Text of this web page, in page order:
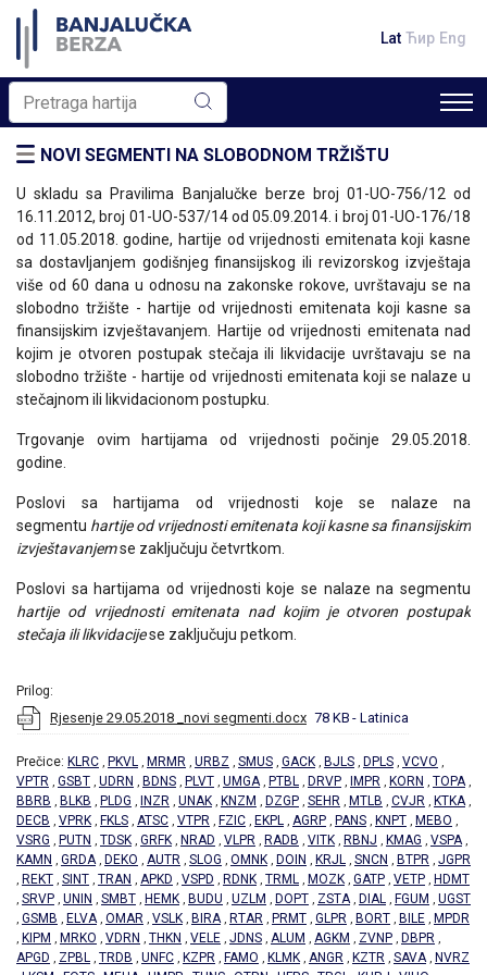
Lat Ћир Eng
NOVI SEGMENTI NA SLOBODNOM TRŽIŠTU
U skladu sa Pravilima Banjalučke berze broj 01-UO-756/12 od
16.11.2012, broj 01-UO-537/14 od 05.09.2014. i broj 01-UO-176/18
od 11.05.2018. godine, hartije od vrijednosti emitenata koji kasne
sa dostavljanjem godišnjeg finansijskog ili revizorskog izvještaja
više od 60 dana u odnosu na zakonske rokove, uvrštavaju se na
slobodno tržište - hartije od vrijednosti emitenata koji kasne sa
finansijskim izvještavanjem. Hartije od vrijednosti emitenata nad
kojim je otvoren postupak stečaja ili likvidacije uvrštavaju se na
slobodno tržište - hartije od vrijednosti emitenata koji se nalaze u
stečajnom ili likvidacionom postupku.
Trgovanje ovim hartijama od vrijednosti počinje 29.05.2018.
godine.
Poslovi sa hartijama od vrijednosti koje se nalaze na
segmentu hartije od vrijednosti emitenata koji kasne sa finansijskim
izvještavanjemse zaključuju četvrtkom.
Poslovi sa hartijama od vrijednosti koje se nalaze na segmentu
hartije od vrijednosti emitenata nad kojim je otvoren postupak
stečaja ili likvidacijese zaključuju petkom.
Prilog:
Rjesenje 29.05.2018 _novi segmenti.docx 78 KB - Latinica
Prečice: KLRC , PKVL , MRMR , URBZ , SMUS , GACK , BJLS , DPLS , VCVO ,
VPTR , GSBT , UDRN , BDNS , PLVT , UMGA, PTBL , DRVP , IMPR , KORN , TOPA,
BBRB , BLKB , PLDG , INZR , UNAK , KNZM , DZGP , SEHR , MTLB , CVJR , KTKA,
DECB , VPRK , FKLS , ATSC , VTPR , FZIC , EKPL , AGRP , PANS , KNPT , MEBO ,
VSRG , PUTN , TDSK , GRFK , NRAD , VLPR , RADB , VITK , RBNJ , KMAG , VSPA,
KAMN , GRDA, DEKO , AUTR , SLOG , OMNK , DOIN , KRJL , SNCN , BTPR , JGPR
, REKT , SINT , TRAN , APKD , VSPD , RDNK , TRML , MOZK , GATP , VETP , HDMT
, SRVP , UNIN , SMBT , HEMK , BUDU , UZLM , DOPT , ZSTA, DIAL , FGUM , UGST
, GSMB , ELVA, OMAR , VSLK , BIRA, RTAR , PRMT , GLPR , BORT , BILE , MPDR
, KIPM , MRKO , VDRN , THKN , VELE , JDNS , ALUM , AGKM , ZVNP , DBPR ,
APGD , ZPBL , TRDB , UNFC , KZPR , FAMO , KLMK , ANGR , KZTR , SAVA, NVRZ